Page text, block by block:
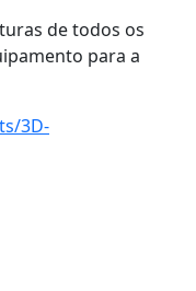
de todos os
para a
3D-